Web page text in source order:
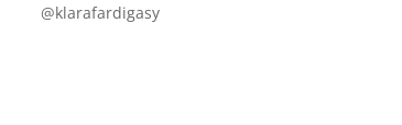
@klarafardigasy